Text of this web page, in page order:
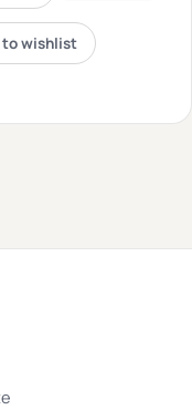
to wishlist